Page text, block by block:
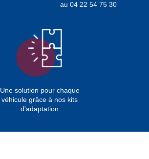
au 04 22 54 75 30
Une solution pour chaque
véhicule grâce à nos kits
d'adaptation